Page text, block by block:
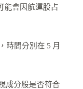
能會因航運股占
時間分別在 5 月
成分股是否符合